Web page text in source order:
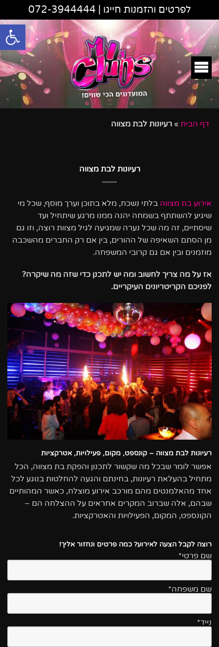
פתח
לפרטים והזמנות חייגו | 072-3944444
דף הבית » רעיונות לבת מצווה
רעיונות לבת מצווה
אירוע בת מצווה בלתי נשכח, מלא בתוכן וערך מוסף, שכל מי
שיגיע להשתתף בשמחה יהנה ממנו מרגע שיתחיל ועד
שיסתיים, זה מה שכל נערה שמגיעה לגיל מצוות רוצה, וזו גם
מן הסתם השאיפה של ההורים, בין אם רק החברים מהשכבה
מוזמנים ובין אם גם קרובי המשפחה.
אז על מה צריך לחשוב ומה יש לתכנן כדי שזה מה שיקרה?
לפניכם הקריטריונים העיקריים.
רעיונות לבת מצווה – קונספט, מקום, פעילויות, אטרקציות
אפשר לומר שבכל מה שקשור לתכנון והפקת בת מצווה, הכל
מתחיל בהעלאת רעיונות, בחינתם והגעה להחלטות בנוגע לכל
אחד מהאלמנטים מהם מורכב אירוע מוצלח, כאשר המהותיים
שבהם, אלה שברוב המקרים אחראים על ההצלחה הם –
הקונספט, המקום, הפעילויות והאטרקציות.
רוצה לקבל הצעה לאירוע? כמה פרטים ונחזור אליך!
שם פרטי*
שם משפחה*
נייד*